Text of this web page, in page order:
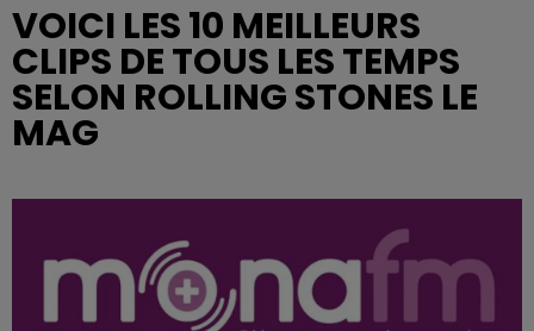
VOICI LES 10 MEILLEURS
CLIPS DE TOUS LES TEMPS
SELON ROLLING STONES LE
MAG